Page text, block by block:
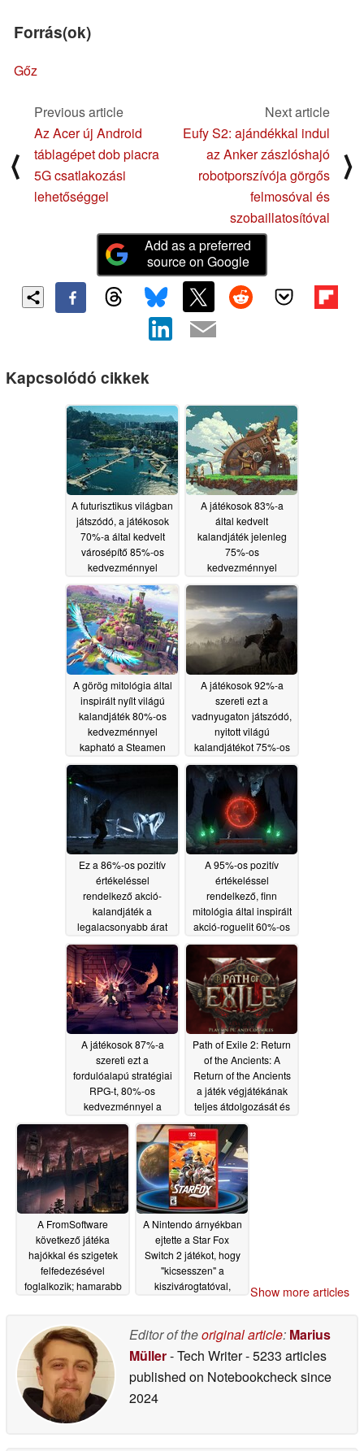
Forrás(ok)
Gőz
⟨
Previous article
Az Acer új Android
táblagépet dob piacra
5G csatlakozási
lehetőséggel
Next article
Eufy S2: ajándékkal indul
az Anker zászlóshajó
robotporszívója görgős
felmosóval és
szobaillatosítóval
⟩
Add as a preferred
source on Google
Kapcsolódó cikkek
A futurisztikus világban
játszódó, a játékosok
70%-a által kedvelt
városépítő 85%-os
kedvezménnyel
kapható a Steamen
05/17/2026
A játékosok 83%-a
által kedvelt
kalandjáték jelenleg
75%-os
kedvezménnyel
kapható a Steamen
A görög mitológia által
inspirált nyílt világú
kalandjáték 80%-os
kedvezménnyel
kapható a Steamen
05/15/2026
A játékosok 92%-a
szereti ezt a
vadnyugaton játszódó,
nyitott világú
kalandjátékot 75%-os
kedvezménnyel a
Steamen05/14/2026
Ez a 86%-os pozitív
értékeléssel
rendelkező akció-
kalandjáték a
legalacsonyabb árat
érte el a Steamen,
60%-os leértékeléssel
05/13/2026
A 95%-os pozitív
értékeléssel
rendelkező, finn
mitológia által inspirált
akció-roguelit 60%-os
kedvezménnyel
kapható a Steamen
05/10/2026
A játékosok 87%-a
szereti ezt a
fordulóalapú stratégiai
RPG-t, 80%-os
kedvezménnyel a
Steamen05/08/2026
Path of Exile 2: Return
of the Ancients: A
Return of the Ancients
a játék végjátékának
teljes átdolgozását és
az ikonikus
Mageblood-övet hozza
el05/08/2026
A FromSoftware
következő játéka
hajókkal és szigetek
felfedezésével
foglalkozik; hamarabb
05/08/2026
A Nintendo árnyékban
ejtette a Star Fox
Switch 2 játékot, hogy
"kicsesszen" a
kiszivárogtatóval,
Show more articles
Editor of theoriginal article: Marius
Müller- Tech Writer- 5233 articles
published on Notebookchecksince
2024